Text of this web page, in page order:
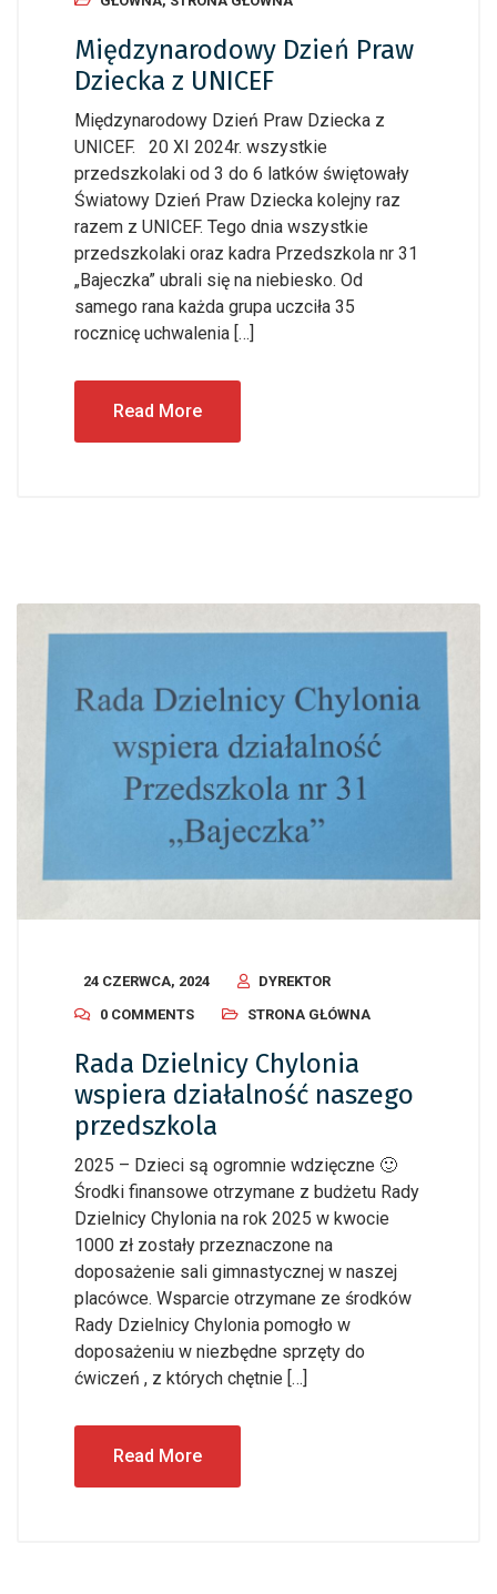
Międzynarodowy Dzień Praw
Dziecka z UNICEF
Międzynarodowy Dzień Praw Dziecka z
UNICEF. 20 XI 2024r. wszystkie
przedszkolaki od 3 do 6 latków świętowały
Światowy Dzień Praw Dziecka kolejny raz
razem z UNICEF. Tego dnia wszystkie
przedszkolaki oraz kadra Przedszkola nr 31
„Bajeczka” ubrali się na niebiesko. Od
samego rana każda grupa uczciła 35
rocznicę uchwalenia […]
Read More
24 CZERWCA, 2024
DYREKTOR
0 COMMENTS
STRONA GŁÓWNA
Rada Dzielnicy Chylonia
wspiera działalność naszego
przedszkola
2025 – Dzieci są ogromnie wdzięczne 🙂
Środki finansowe otrzymane z budżetu Rady
Dzielnicy Chylonia na rok 2025 w kwocie
1000 zł zostały przeznaczone na
doposażenie sali gimnastycznej w naszej
placówce. Wsparcie otrzymane ze środków
Rady Dzielnicy Chylonia pomogło w
doposażeniu w niezbędne sprzęty do
ćwiczeń , z których chętnie […]
Read More